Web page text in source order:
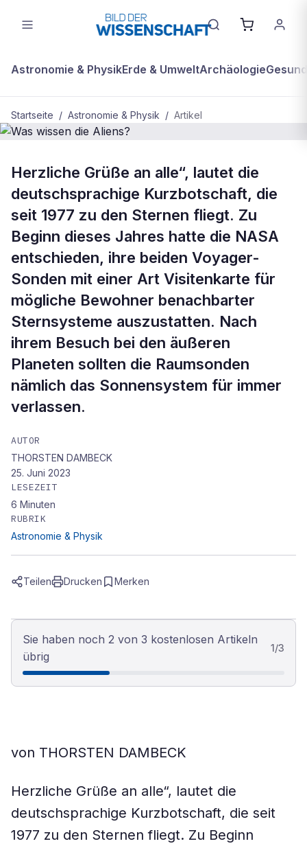
Astronomie & PhysikErde & UmweltArchäologie
Startseite / Astronomie & Physik / Artikel
BDW Plus ASTRONOMIE & PHYSIK
Was wissen die Aliens?
Herzliche Grüße an alle“, lautet die
deutschsprachige Kurzbotschaft, die
seit 1977 zu den Sternen fliegt. Zu
Beginn dieses Jahres hatte die NASA
entschieden, ihre beiden Voyager-
Sonden mit einer Art Visitenkarte für
mögliche Bewohner benachbarter
Sternsysteme auszustatten. Nach
ihrem Besuch bei den äußeren
Planeten sollten die Raumsonden
nämlich das Sonnensystem für immer
verlassen.
AUTOR
THORSTEN DAMBECK
25. Juni 2023
LESEZEIT
6 Minuten
RUBRIK
Astronomie & Physik
Teilen Drucken Merken
Sie haben noch 2 von 3 kostenlosen Artikeln
übrig
1/3
von THORSTEN DAMBECK
Herzliche Grüße an alle“, lautet die
deutschsprachige Kurzbotschaft, die seit
1977 zu den Sternen fliegt. Zu Beginn